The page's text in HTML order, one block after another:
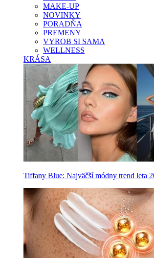
MAKE-UP
NOVINKY
PORADŇA
PREMENY
VYROB SI SAMA
WELLNESS
KRÁSA
Tiffany Blue: Najväčší módny trend leta